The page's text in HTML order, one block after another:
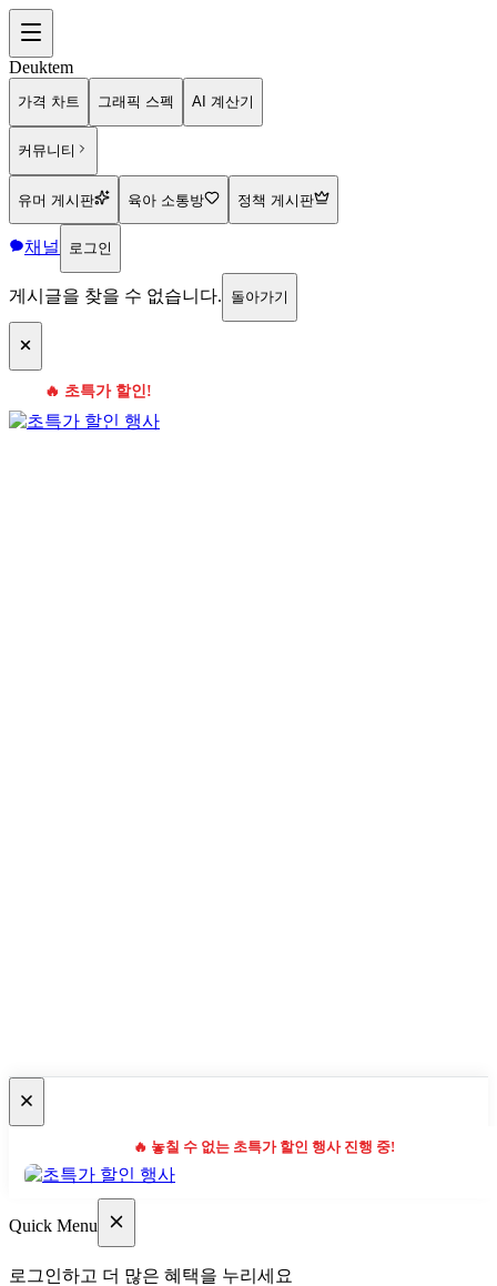
Deuktem
가격 차트 그래픽 스펙 AI 계산기
커뮤니티
유머 게시판 육아 소통방 정책 게시판
채널 로그인
게시글을 찾을 수 없습니다. 돌아가기
🔥 초특가 할인!
🔥 놓칠 수 없는 초특가 할인 행사 진행 중!
Quick Menu
로그인하고 더 많은 혜택을 누리세요